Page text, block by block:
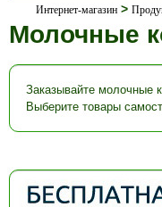
Интернет-магазин>
Молочные
Заказывайте молочные
Выберите товары